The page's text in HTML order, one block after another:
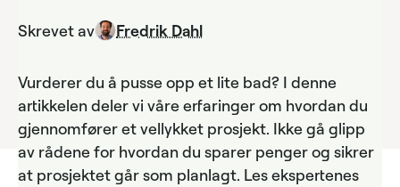
Skrevet av Fredrik Dahl
Vurderer du å pusse opp et lite bad? I denne
artikkelen deler vi våre erfaringer om hvordan du
gjennomfører et vellykket prosjekt. Ikke gå glipp
av rådene for hvordan du sparer penger og sikrer
at prosjektet går som planlagt. Les ekspertenes